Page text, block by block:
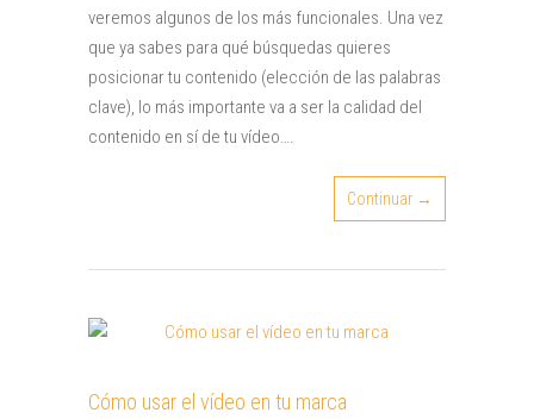
veremos algunos de los más funcionales. Una vez
que ya sabes para qué búsquedas quieres
posicionar tu contenido (elección de las palabras
clave), lo más importante va a ser la calidad del
contenido en sí de tu vídeo….
Continuar →
Cómo usar el vídeo en tu marca